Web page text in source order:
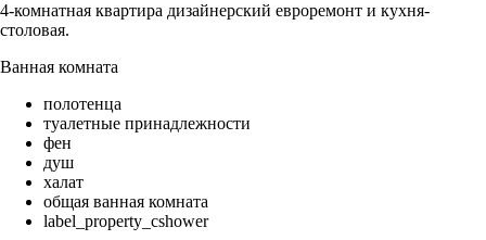
4-комнатная квартира дизайнерский евроремонт и кухня-
столовая.
Ванная комната
полотенца
туалетные принадлежности
фен
душ
халат
общая ванная комната
label_property_cshower